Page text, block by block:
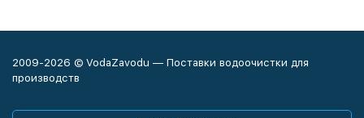
2009-2026 © VodaZavodu — Поставки водоочистки для
производств